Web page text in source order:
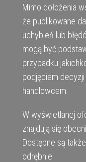
Mimo dołożenia
że publikowane
uchybień lub
mogą być
przypadku
podjęciem
handlowcem.
W wyświetlanej
znajdują się
Dostępne są
odrębnie.